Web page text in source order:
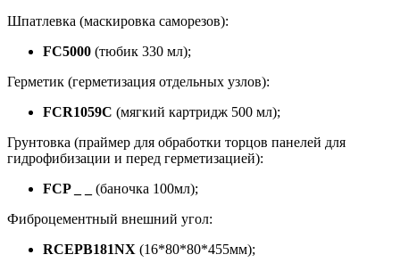
Шпатлевка (маскировка саморезов):
FC5000 (тюбик 330 мл);
Герметик (герметизация отдельных узлов):
FCR1059C (мягкий картридж 500 мл);
Грунтовка (праймер для обработки торцов панелей для
гидрофибизации и перед герметизацией):
FCP _ _
(баночка 100мл);
Фиброцементный внешний угол:
RCEPB181NX (16*80*80*455мм);